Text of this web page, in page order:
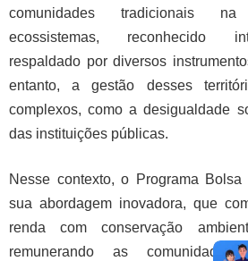
comunidades tradicionais
ecossistemas, reconhecido
respaldado por diversos
entanto, a gestão desses
complexos, como a desigualdade
das instituições públicas.
Nesse contexto, o Programa
sua abordagem inovadora, que
renda com conservação
remunerando as